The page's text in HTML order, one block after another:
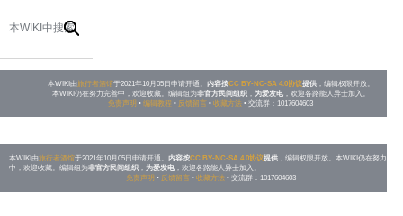
本WIKI由旅行者酒馆于2021年10月05日申请开通。 内容按CC BY-NC-SA 4.0协议提供，编辑权限开放。
本WIKI仍在努力完善中，欢迎收藏。编辑组为非官方民间组织， 为爱发电，欢迎各路能人异士加入。
免责声明 • 编辑教程 • 反馈留言 • 收藏方法 • 交流群：1017604603
本WIKI由旅行者酒馆于2021年10月05日申请开通。 内容按CC BY-NC-SA 4.0协议提供 ，编辑权限开放。本WIKI仍在努力完善
中，欢迎收藏。编辑组为非官方民间组织 ， 为爱发电 ，欢迎各路能人异士加入。
免责声明 • 反馈留言• 收藏方法• 交流群：1017604603